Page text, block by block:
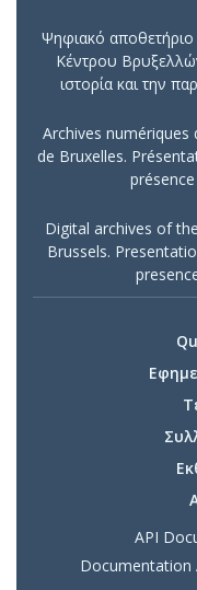
Ψηφιακό αποθετήριο
Κέντρου
ιστορία και την
Archives numériques
de Bruxelles.
Digital archives of
Brussels.
API
Documentation